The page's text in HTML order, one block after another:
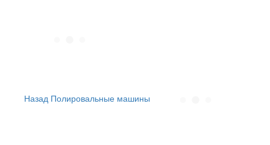
Назад Полировальные машины